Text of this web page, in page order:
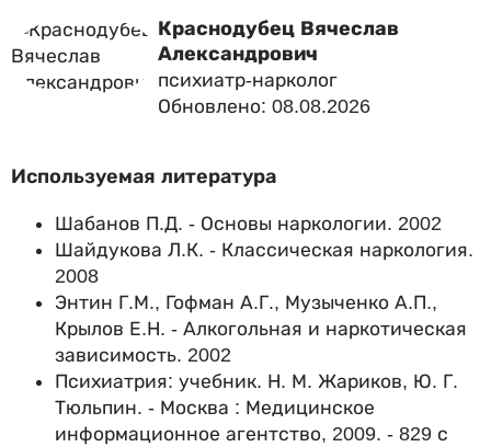
Краснодубец Вячеслав
Александрович
психиатр-нарколог
Обновлено: 08.08.2026
Используемая литература
Шабанов П.Д. - Основы наркологии. 2002
Шайдукова Л.К. - Классическая наркология.
2008
Энтин Г.М., Гофман А.Г., Музыченко А.П.,
Крылов Е.Н. - Алкогольная и наркотическая
зависимость. 2002
Психиатрия: учебник. Н. М. Жариков, Ю. Г.
Тюльпин. - Москва : Медицинское
информационное агентство, 2009. - 829 с